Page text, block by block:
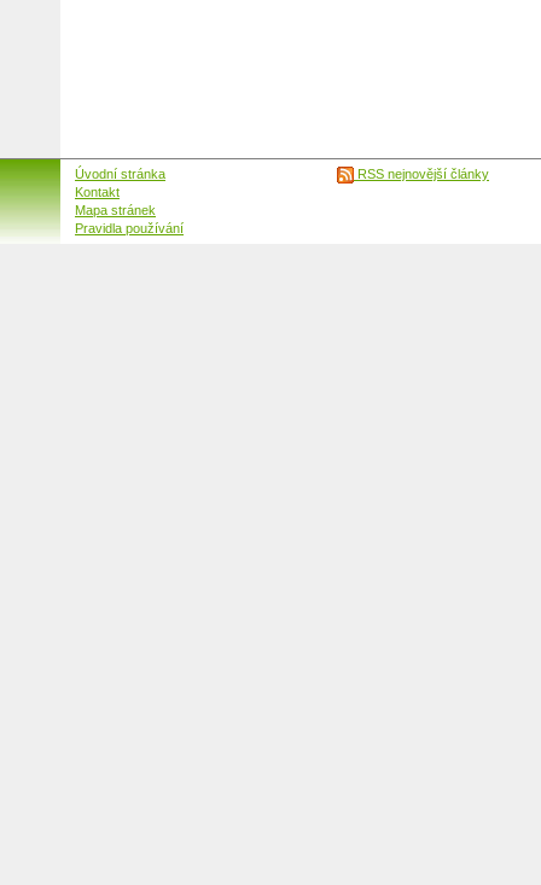
Úvodní stránka
Kontakt
Mapa stránek
Pravidla používání
RSS nejnovější články